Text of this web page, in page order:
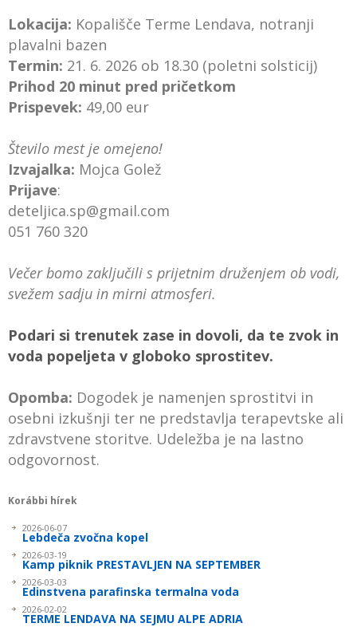
Lokacija: Kopališče Terme Lendava, notranji
plavalni bazen
Termin: 21. 6. 2026 ob 18.30 (poletni solsticij)
Prihod 20 minut pred pričetkom
Prispevek: 49,00 eur
Število mest je omejeno!
Izvajalka: Mojca Golež
Prijave:
deteljica.sp@gmail.com
051 760 320
Večer bomo zaključili s prijetnim druženjem ob vodi,
svežem sadju in mirni atmosferi.
Podari si trenutek zase in dovoli, da te zvok in
voda popeljeta v globoko sprostitev.
Opomba: Dogodek je namenjen sprostitvi in
osebni izkušnji ter ne predstavlja terapevtske ali
zdravstvene storitve. Udeležba je na lastno
odgovornost.
Korábbi hírek
2026-06-07
Lebdeča zvočna kopel
2026-03-19
Kamp piknik PRESTAVLJEN NA SEPTEMBER
2026-03-03
Edinstvena parafinska termalna voda
2026-02-02
TERME LENDAVA NA SEJMU ALPE ADRIA